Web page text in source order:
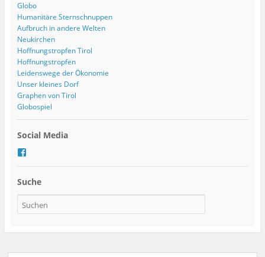
Globo
Humanitäre Sternschnuppen
Aufbruch in andere Welten
Neukirchen
Hoffnungstropfen Tirol
Hoffnungstropfen
Leidenswege der Ökonomie
Unser kleines Dorf
Graphen von Tirol
Globospiel
Social Media
f
v
Suche